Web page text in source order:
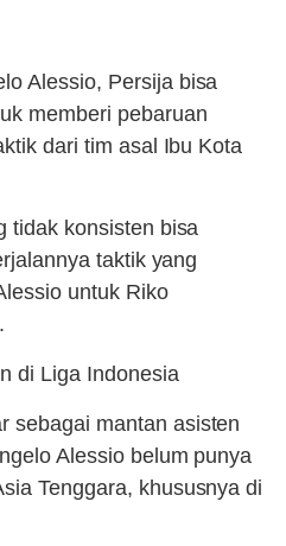
Alessio, Persija bisa
memberi pebaruan
dari tim asal Ibu Kota
tidak konsisten bisa
taktik yang
untuk Riko
di Liga Indonesia
sebagai mantan asisten
Alessio belum punya
Tenggara, khususnya di